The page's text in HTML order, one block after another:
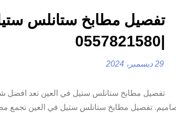
تفصيل مطابخ ستانلس
|0557821580
29 ديسمبر، 2024
تفصيل مطابخ ستانلس ستيل في العين تعد افضل
تفصيل مطابخ ستانلس ستيل في العين تجمع